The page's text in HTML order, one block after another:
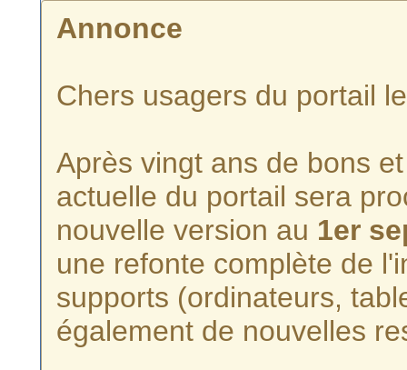
Annonce
Chers usagers du portail
Après vingt ans de bons
actuelle du portail sera
nouvelle version au 1er
une refonte complète de
supports (ordinateurs,
également de nouvelles